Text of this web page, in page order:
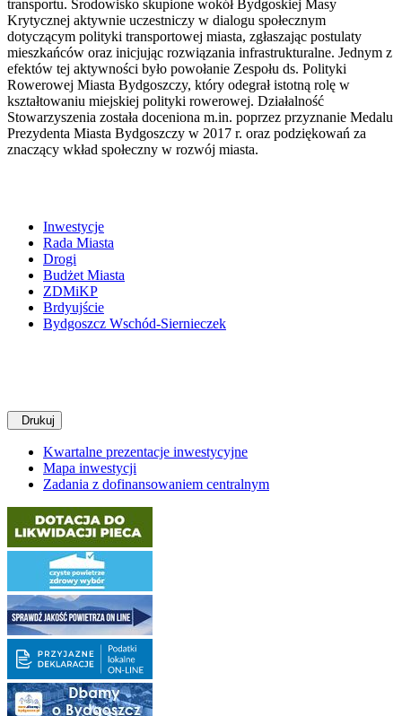
transportu. Środowisko skupione wokół Bydgoskiej Masy
Krytycznej aktywnie uczestniczy w dialogu społecznym
dotyczącym polityki transportowej miasta, zgłaszając postulaty
mieszkańców oraz inicjując rozwiązania infrastrukturalne. Jednym z
efektów tej aktywności było powołanie Zespołu ds. Polityki
Rowerowej Miasta Bydgoszczy, który odegrał istotną rolę w
kształtowaniu miejskiej polityki rowerowej. Działalność
Stowarzyszenia została doceniona m.in. poprzez przyznanie Medalu
Prezydenta Miasta Bydgoszczy w 2017 r. oraz podziękowań za
znaczący wkład społeczny w rozwój miasta.
Inwestycje
Rada Miasta
Drogi
Budżet Miasta
ZDMiKP
Brdyujście
Bydgoszcz Wschód-Siernieczek
Drukuj
Kwartalne prezentacje inwestycyjne
Mapa inwestycji
Zadania z dofinansowaniem centralnym